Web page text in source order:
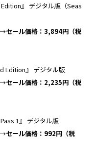
』 デジタル版（Seas
→セール価格： 3,894円（税
Edition』 デジタル版
→セール価格： 2,235円（税
1』 デジタル版
→セール価格： 992円（税